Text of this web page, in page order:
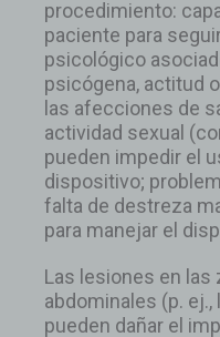
procedimiento:
paciente para
psicológico
psicógena, actitud
las afecciones de
actividad sexual
pueden impedir el
dispositivo;
falta de destreza
para manejar el
Las lesiones en las
abdominales (p.
pueden dañar el